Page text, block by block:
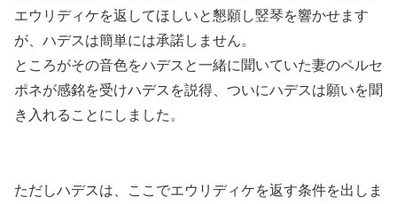
エウリディケを返してほしいと懇願し竪琴を響かせます
が、ハデスは簡単には承諾しません。
ところがその音色をハデスと一緒に聞いていた妻のペルセ
ポネが感銘を受けハデスを説得、ついにハデスは願いを聞
き入れることにしました。
ただしハデスは、ここでエウリディケを返す条件を出しま